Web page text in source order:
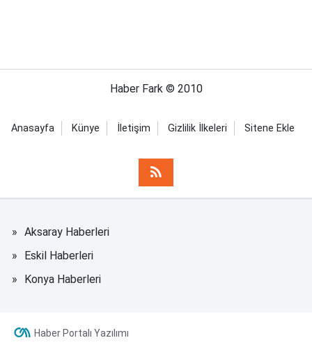
Haber Fark © 2010
Anasayfa Künye İletişim Gizlilik İlkeleri Sitene Ekle
Aksaray Haberleri
Eskil Haberleri
Konya Haberleri
Haber Portalı Yazılımı